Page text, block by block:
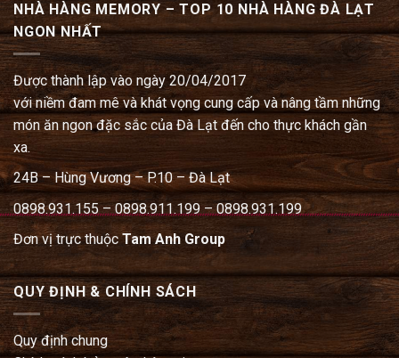
NHÀ HÀNG MEMORY – TOP 10 NHÀ HÀNG ĐÀ LẠT
NGON NHẤT
Được thành lập vào ngày 20/04/2017
với niềm đam mê và khát vọng cung cấp và nâng tầm những
món ăn ngon đặc sắc của Đà Lạt đến cho thực khách gần
xa.
24B – Hùng Vương – P.10 – Đà Lạt
0898.931.155 – 0898.911.199 – 0898.931.199
Đơn vị trực thuộcTam Anh Group
QUY ĐỊNH & CHÍNH SÁCH
Quy định chung